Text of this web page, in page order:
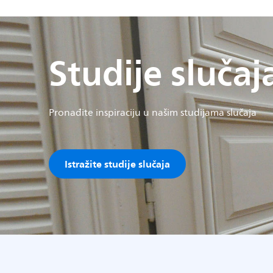
Studije
Pronađite inspiraciju u našim studijama slučaja
Istražite studije slučaja